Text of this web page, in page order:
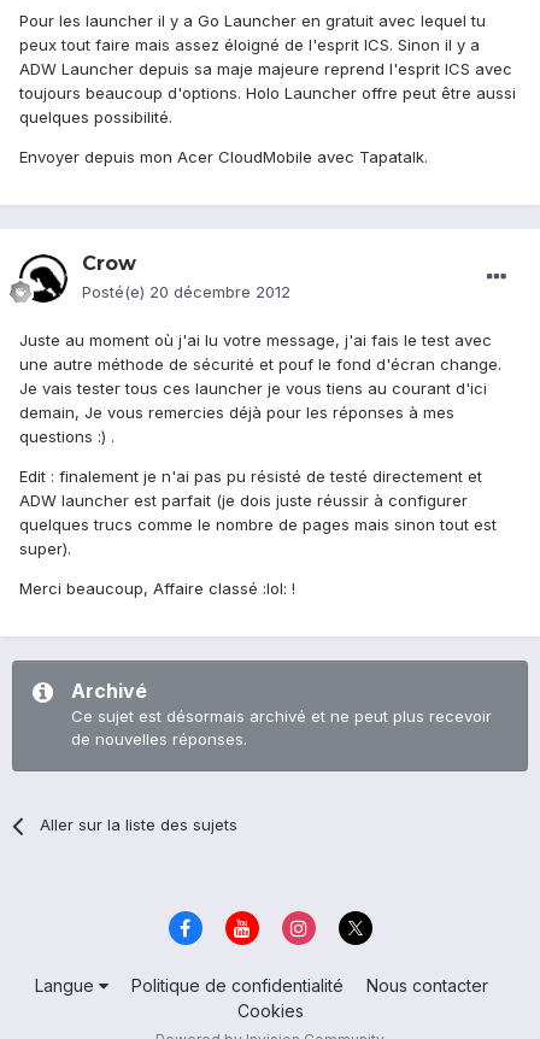
Pour les launcher il y a Go Launcher en gratuit avec lequel tu
peux tout faire mais assez éloigné de l'esprit ICS. Sinon il y a
ADW Launcher depuis sa maje majeure reprend l'esprit ICS avec
toujours beaucoup d'options. Holo Launcher offre peut être aussi
quelques possibilité.
Envoyer depuis mon Acer CloudMobile avec Tapatalk.
Crow
Posté(e) 20 décembre 2012
Juste au moment où j'ai lu votre message, j'ai fais le test avec
une autre méthode de sécurité et pouf le fond d'écran change.
Je vais tester tous ces launcher je vous tiens au courant d'ici
demain, Je vous remercies déjà pour les réponses à mes
questions :) .
Edit : finalement je n'ai pas pu résisté de testé directement et
ADW launcher est parfait (je dois juste réussir à configurer
quelques trucs comme le nombre de pages mais sinon tout est
super).
Merci beaucoup, Affaire classé :lol: !
Archivé
Ce sujet est désormais archivé et ne peut plus recevoir
de nouvelles réponses.
Aller sur la liste des sujets
Langue Politique de confidentialité
Nous contacter
Cookies